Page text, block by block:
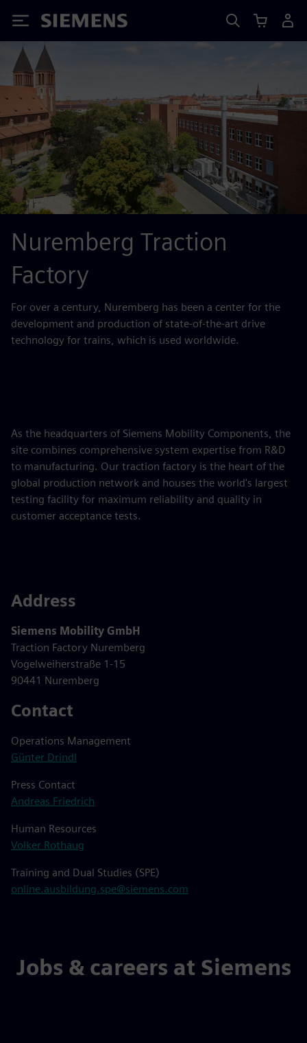
Siemens
Nuremberg Traction
Factory
For over a century, Nuremberg has been a center for the
development and production of state-of-the-art drive
technology for trains, which is used worldwide.
As the headquarters of Siemens Mobility Components, the
site combines comprehensive system expertise from R&D
to manufacturing. Our traction factory is the heart of the
global production network and houses the world's largest
testing facility for maximum reliability and quality in
customer acceptance tests.
Address
Siemens Mobility GmbH
Traction Factory Nuremberg
Vogelweiherstraße 1-15
90441 Nuremberg
Contact
Operations Management
Günter Drindl
Press Contact
Andreas Friedrich
Human Resources
Volker Rothaug
Training and Dual Studies (SPE)
online.ausbildung.spe@siemens.com
Jobs & careers at Siemens